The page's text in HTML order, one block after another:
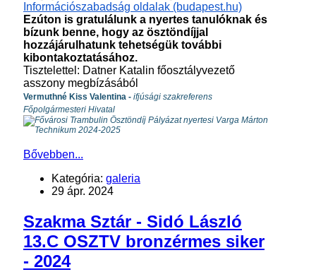
Információszabadság oldalak (budapest.hu)
Ezúton is gratulálunk a nyertes tanulóknak és
bízunk benne, hogy az ösztöndíjjal
hozzájárulhatunk tehetségük további
kibontakoztatásához.
Tisztelettel: Datner Katalin főosztályvezető
asszony megbízásából
Vermuthné Kiss Valentina - ifjúsági szakreferens
Főpolgármesteri Hivatal
Bővebben...
Kategória: galeria
29 ápr. 2024
Szakma Sztár - Sidó László
13.C OSZTV bronzérmes siker
- 2024